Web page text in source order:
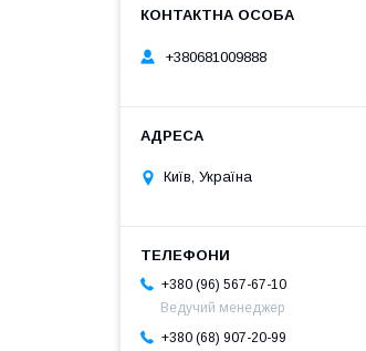
+380681009888
Київ, Україна
+380 (96) 567-67-10
Ведучий менеджер
+380 (68) 907-20-99